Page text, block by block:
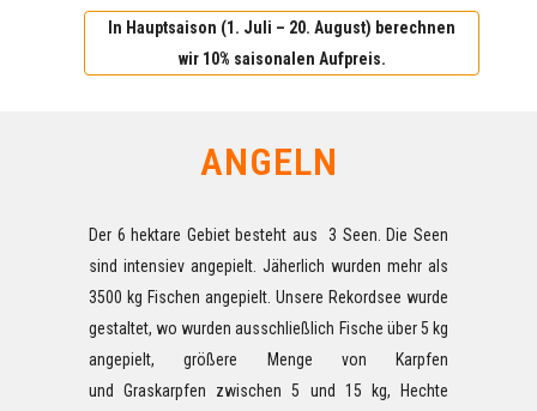
In Hauptsaison (1. Juli – 20. August) berechnen
wir 10% saisonalen Aufpreis.
ANGELN
Der 6 hektare Gebiet besteht aus 3 Seen. Die Seen
sind intensiev angepielt. Jäherlich wurden mehr als
3500 kg Fischen angepielt. Unsere Rekordsee wurde
gestaltet, wo wurden ausschließlich Fische über 5 kg
angepielt, größere Menge von Karpfen
und Graskarpfen zwischen 5 und 15 kg, Hechte